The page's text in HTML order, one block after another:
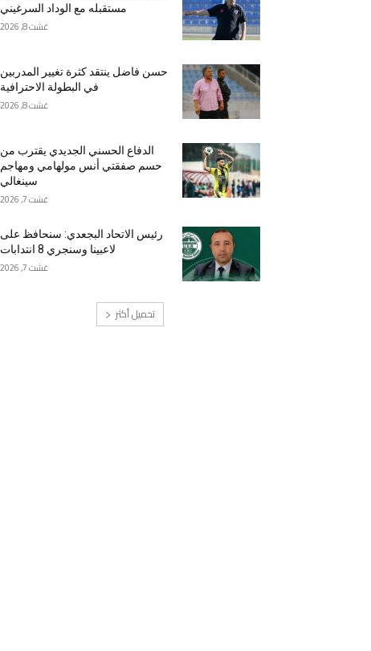
مستقبله مع الوداد السرغيني
غشت 8, 2026
حسن فاضل ينتقد كثرة تغيير المدربين
في البطولة الاحترافية
غشت 8, 2026
الدفاع الحسني الجديدي يقترب من
حسم صفقتي أنس مولهامي ومهاجم
سينغالي
غشت 7, 2026
رئيس الاتحاد البجعدي: سنحافظ على
لاعبينا وسنجري 8 انتدابات
غشت 7, 2026
تحميل أكثر